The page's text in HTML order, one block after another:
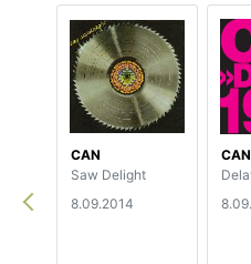
CAN
Saw Delight
8.09.2014
CAN